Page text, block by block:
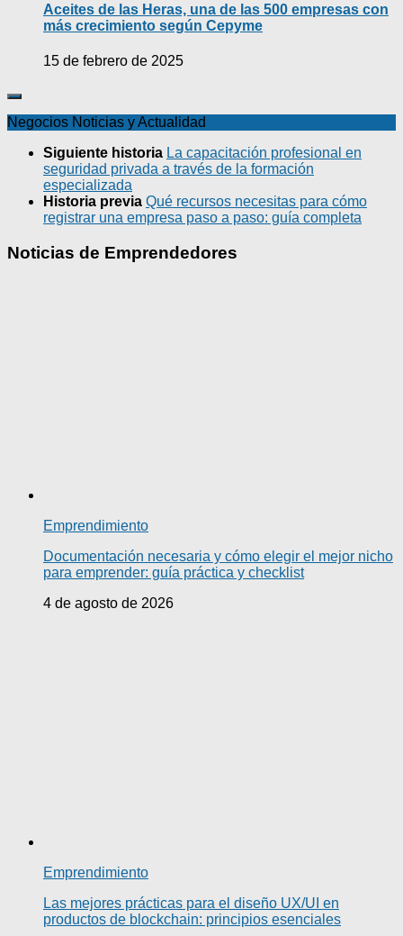
Aceites de las Heras, una de las 500 empresas con
más crecimiento según Cepyme
15 de febrero de 2025
Negocios Noticias y Actualidad
Siguiente historia La capacitación profesional en
seguridad privada a través de la formación
especializada
Historia previa Qué recursos necesitas para cómo
registrar una empresa paso a paso: guía completa
Noticias de Emprendedores
Emprendimiento
Documentación necesaria y cómo elegir el mejor nicho
para emprender: guía práctica y checklist
4 de agosto de 2026
Emprendimiento
Las mejores prácticas para el diseño UX/UI en
productos de blockchain: principios esenciales